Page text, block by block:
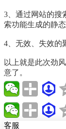
3、通过网站的搜
索功能生成的静态
4、无效、失效的
以上就是此次劲
意了。
客服